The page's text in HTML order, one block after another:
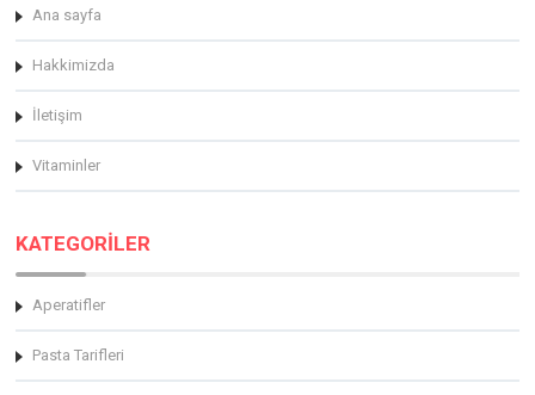
Ana sayfa
Hakkimizda
İletişim
Vitaminler
KATEGORİLER
Aperatifler
Pasta Tarifleri